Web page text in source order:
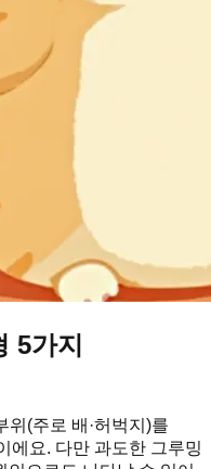
5가지
위(주로 배·허벅지)를
에요. 다만 과도한 그루밍